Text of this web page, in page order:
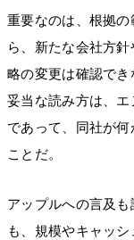
重要なのは、根拠
ら、新たな会社方
略の変更は確認でき
妥当な読み方は、
であって、同社が
ことだ。
アップルへの言及
も、規模やキャッ